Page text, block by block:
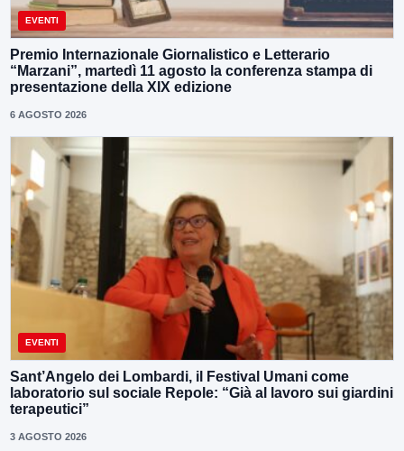
EVENTI
Premio Internazionale Giornalistico e Letterario
“Marzani”, martedì 11 agosto la conferenza stampa di
presentazione della XIX edizione
6 AGOSTO 2026
EVENTI
Sant’Angelo dei Lombardi, il Festival Umani come
laboratorio sul sociale Repole: “Già al lavoro sui giardini
terapeutici”
3 AGOSTO 2026